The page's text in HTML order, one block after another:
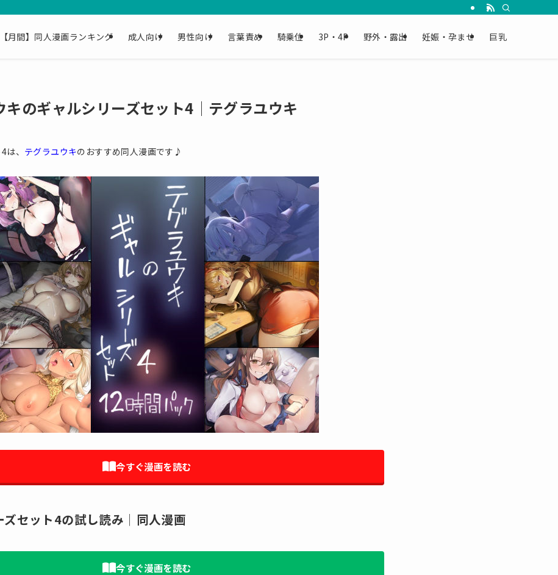
【月間】同人漫画ランキング 成人向け 男性向け 言葉責め 騎乗位 3P・4P 野外・露出 妊娠・孕ませ 巨乳
キのギャルシリーズセット4│テグラユウキ
、 テグラユウキのおすすめ同人漫画です♪
今すぐ漫画を読む
ズセット4の試し読み│同人漫画
今すぐ漫画を読む